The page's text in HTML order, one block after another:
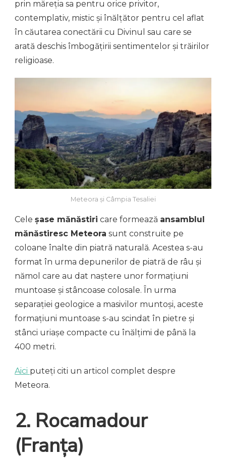
prin măreția sa pentru orice privitor,
contemplativ, mistic și înălțător pentru cel aflat
în căutarea conectării cu Divinul sau care se
arată deschis îmbogățirii sentimentelor și trăirilor
religioase.
Meteora și Câmpia Tesaliei
Cele șase mănăstiri care formează ansamblul
mănăstiresc Meteora sunt construite pe
coloane înalte din piatră naturală. Acestea s-au
format în urma depunerilor de piatră de râu și
nămol care au dat naștere unor formațiuni
muntoase și stâncoase colosale. În urma
separației geologice a masivilor muntoși, aceste
formațiuni muntoase s-au scindat în pietre și
stânci uriașe compacte cu înălțimi de până la
400 metri.
Aici puteți citi un articol complet despre
Meteora.
2. Rocamadour
(Franța)